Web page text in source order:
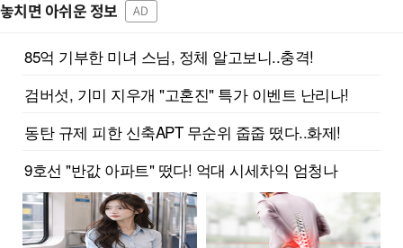
놓치면 아쉬운 정보 AD